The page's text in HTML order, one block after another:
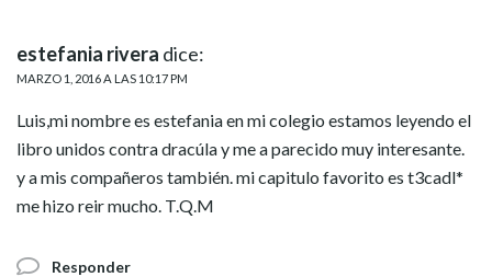
estefania rivera dice:
MARZO 1, 2016 A LAS 10:17 PM
Luis,mi nombre es estefania en mi colegio estamos leyendo el
libro unidos contra dracúla y me a parecido muy interesante.
y a mis compañeros también. mi capitulo favorito es t3cadl*
me hizo reir mucho. T.Q.M
Responder